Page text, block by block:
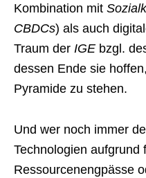
Kombination mit
CBDCs) als auch
Traum der IGE bzgl.
dessen Ende sie
Pyramide zu stehen.
Und wer noch immer
Technologien aufgrund
Ressourcenengpässe